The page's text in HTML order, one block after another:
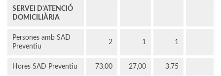
SERVEI D'ATENCIÓ
DOMICILIÀRIA
Persones amb SAD
Preventiu
2 1 1
Hores SAD Preventiu 73,00 27,00 3,75